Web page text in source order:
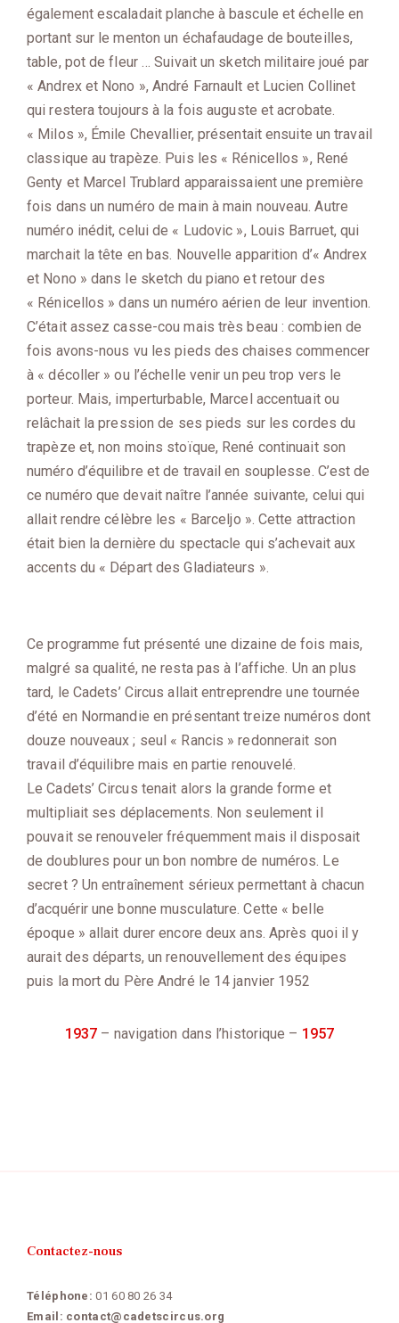
également escaladait planche à bascule et échelle en
portant sur le menton un échafaudage de bouteilles,
table, pot de fleur … Suivait un sketch militaire joué par
« Andrex et Nono », André Farnault et Lucien Collinet
qui restera toujours à la fois auguste et acrobate.
« Milos », Émile Chevallier, présentait ensuite un travail
classique au trapèze. Puis les « Rénicellos », René
Genty et Marcel Trublard apparaissaient une première
fois dans un numéro de main à main nouveau. Autre
numéro inédit, celui de « Ludovic », Louis Barruet, qui
marchait la tête en bas. Nouvelle apparition d’« Andrex
et Nono » dans le sketch du piano et retour des
« Rénicellos » dans un numéro aérien de leur invention.
C’était assez casse-cou mais très beau : combien de
fois avons-nous vu les pieds des chaises commencer
à « décoller » ou l’échelle venir un peu trop vers le
porteur. Mais, imperturbable, Marcel accentuait ou
relâchait la pression de ses pieds sur les cordes du
trapèze et, non moins stoïque, René continuait son
numéro d’équilibre et de travail en souplesse. C’est de
ce numéro que devait naître l’année suivante, celui qui
allait rendre célèbre les « Barceljo ». Cette attraction
était bien la dernière du spectacle qui s’achevait aux
accents du « Départ des Gladiateurs ».
Ce programme fut présenté une dizaine de fois mais,
malgré sa qualité, ne resta pas à l’affiche. Un an plus
tard, le Cadets’ Circus allait entreprendre une tournée
d’été en Normandie en présentant treize numéros dont
douze nouveaux ; seul « Rancis » redonnerait son
travail d’équilibre mais en partie renouvelé.
Le Cadets’ Circus tenait alors la grande forme et
multipliait ses déplacements. Non seulement il
pouvait se renouveler fréquemment mais il disposait
de doublures pour un bon nombre de numéros. Le
secret ? Un entraînement sérieux permettant à chacun
d’acquérir une bonne musculature. Cette « belle
époque » allait durer encore deux ans. Après quoi il y
aurait des départs, un renouvellement des équipes
puis la mort du Père André le 14 janvier 1952
1937 – navigation dans l’historique – 1957
Contactez-nous
Téléphone: 01 60 80 26 34
Email: contact@cadetscircus.org